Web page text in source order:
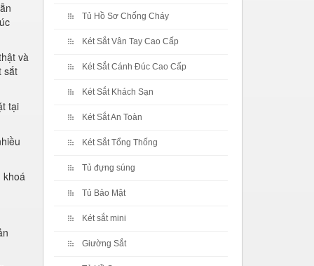
và
sắt
tại
khoá
Tủ Hồ Sơ Chống Cháy
Két Sắt Vân Tay Cao Cấp
Két Sắt Cánh Đúc Cao Cấp
Két Sắt Khách Sạn
Két Sắt An Toàn
Két Sắt Tổng Thống
Tủ đựng súng
Tủ Bảo Mật
Két sắt mini
Giường Sắt